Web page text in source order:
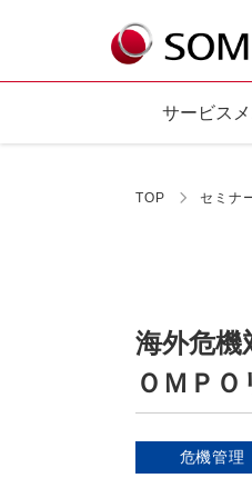
サービス
TOP セミナ
海外危機
ＯＭＰ
危機管理